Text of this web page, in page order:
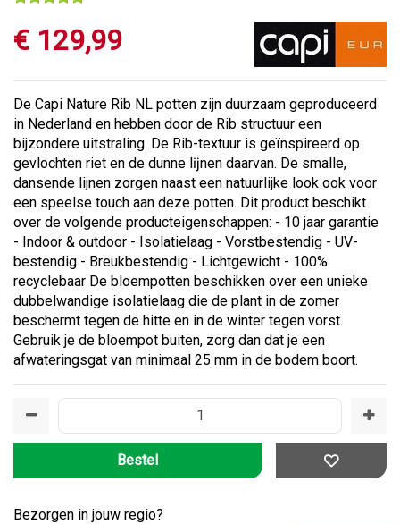
€ 129,99
De Capi Nature Rib NL potten zijn duurzaam geproduceerd
in Nederland en hebben door de Rib structuur een
bijzondere uitstraling. De Rib-textuur is geïnspireerd op
gevlochten riet en de dunne lĳnen daarvan. De smalle,
dansende lijnen zorgen naast een natuurlijke look ook voor
een speelse touch aan deze potten. Dit product beschikt
over de volgende producteigenschappen: - 10 jaar garantie
- Indoor & outdoor - Isolatielaag - Vorstbestendig - UV-
bestendig - Breukbestendig - Lichtgewicht - 100%
recyclebaar De bloempotten beschikken over een unieke
dubbelwandige isolatielaag die de plant in de zomer
beschermt tegen de hitte en in de winter tegen vorst.
Gebruik je de bloempot buiten, zorg dan dat je een
afwateringsgat van minimaal 25 mm in de bodem boort.
Bezorgen in jouw regio?